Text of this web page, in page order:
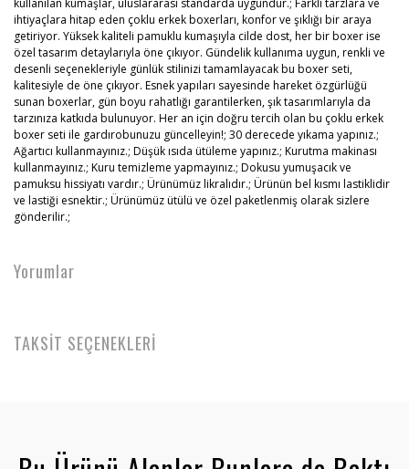
kullanılan kumaşIar, uluslararası standarda uygundur.; Farklı tarzlara ve
ihtiyaçlara hitap eden çoklu erkek boxerları, konfor ve şıklığı bir araya
getiriyor. Yüksek kaliteli pamuklu kumaşıyla cilde dost, her bir boxer ise
özel tasarım detaylarıyla öne çıkıyor. Gündelik kullanıma uygun, renkli ve
desenli seçenekleriyle günlük stilinizi tamamlayacak bu boxer seti,
kalitesiyle de öne çıkıyor. Esnek yapıları sayesinde hareket özgürlüğü
sunan boxerlar, gün boyu rahatlığı garantilerken, şık tasarımlarıyla da
tarzınıza katkıda bulunuyor. Her an için doğru tercih olan bu çoklu erkek
boxer seti ile gardırobunuzu güncelleyin!; 30 derecede yıkama yapınız.;
Ağartıcı kullanmayınız.; Düşük ısıda ütüleme yapınız.; Kurutma makinası
kullanmayınız.; Kuru temizleme yapmayınız.; Dokusu yumuşacık ve
pamuksu hissiyatı vardır.; Ürünümüz likralıdır.; Ürünün bel kısmı lastiklidir
ve lastiği esnektir.; Ürünümüz ütülü ve özel paketlenmiş olarak sizlere
gönderilir.;
Yorumlar
TAKSİT SEÇENEKLERİ